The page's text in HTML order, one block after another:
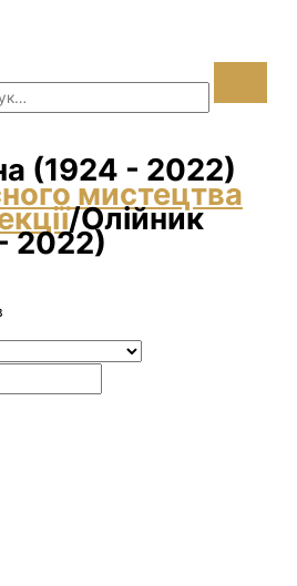
(1924 - 2022)
мистецтва
/Олійник
2022)